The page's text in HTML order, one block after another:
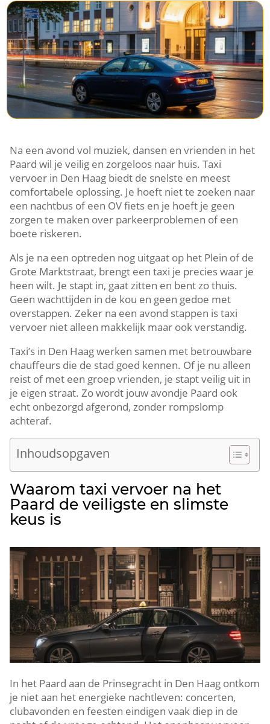
Na een avond vol muziek, dansen en vrienden in het
Paard wil je veilig en zorgeloos naar huis. Taxi
vervoer in Den Haag biedt de snelste en meest
comfortabele oplossing. Je hoeft niet te zoeken naar
een nachtbus of een OV fiets en je hoeft je geen
zorgen te maken over parkeerproblemen of een
boete riskeren.
Als je na een optreden nog uitgaat op het Plein of de
Grote Marktstraat, brengt een taxi je precies waar je
heen wilt. Je stapt in, gaat zitten en bent zo thuis.
Geen wachttijden in de kou en geen gedoe met
overstappen. Zeker na een avond stappen is taxi
vervoer niet alleen makkelijk maar ook verstandig.
Taxi’s in Den Haag werken samen met betrouwbare
chauffeurs die de stad goed kennen. Of je nu alleen
reist of met een groep vrienden, je stapt veilig uit in
je eigen straat. Zo wordt jouw avondje Paard ook
echt onbezorgd afgerond, zonder rompslomp
achteraf.
Inhoudsopgaven
Waarom taxi vervoer na het
Paard de veiligste en slimste
keus is
In het Paard aan de Prinsegracht in Den Haag ontkom
je niet aan het energieke nachtleven: concerten,
clubavonden en feesten eindigen vaak diep in de